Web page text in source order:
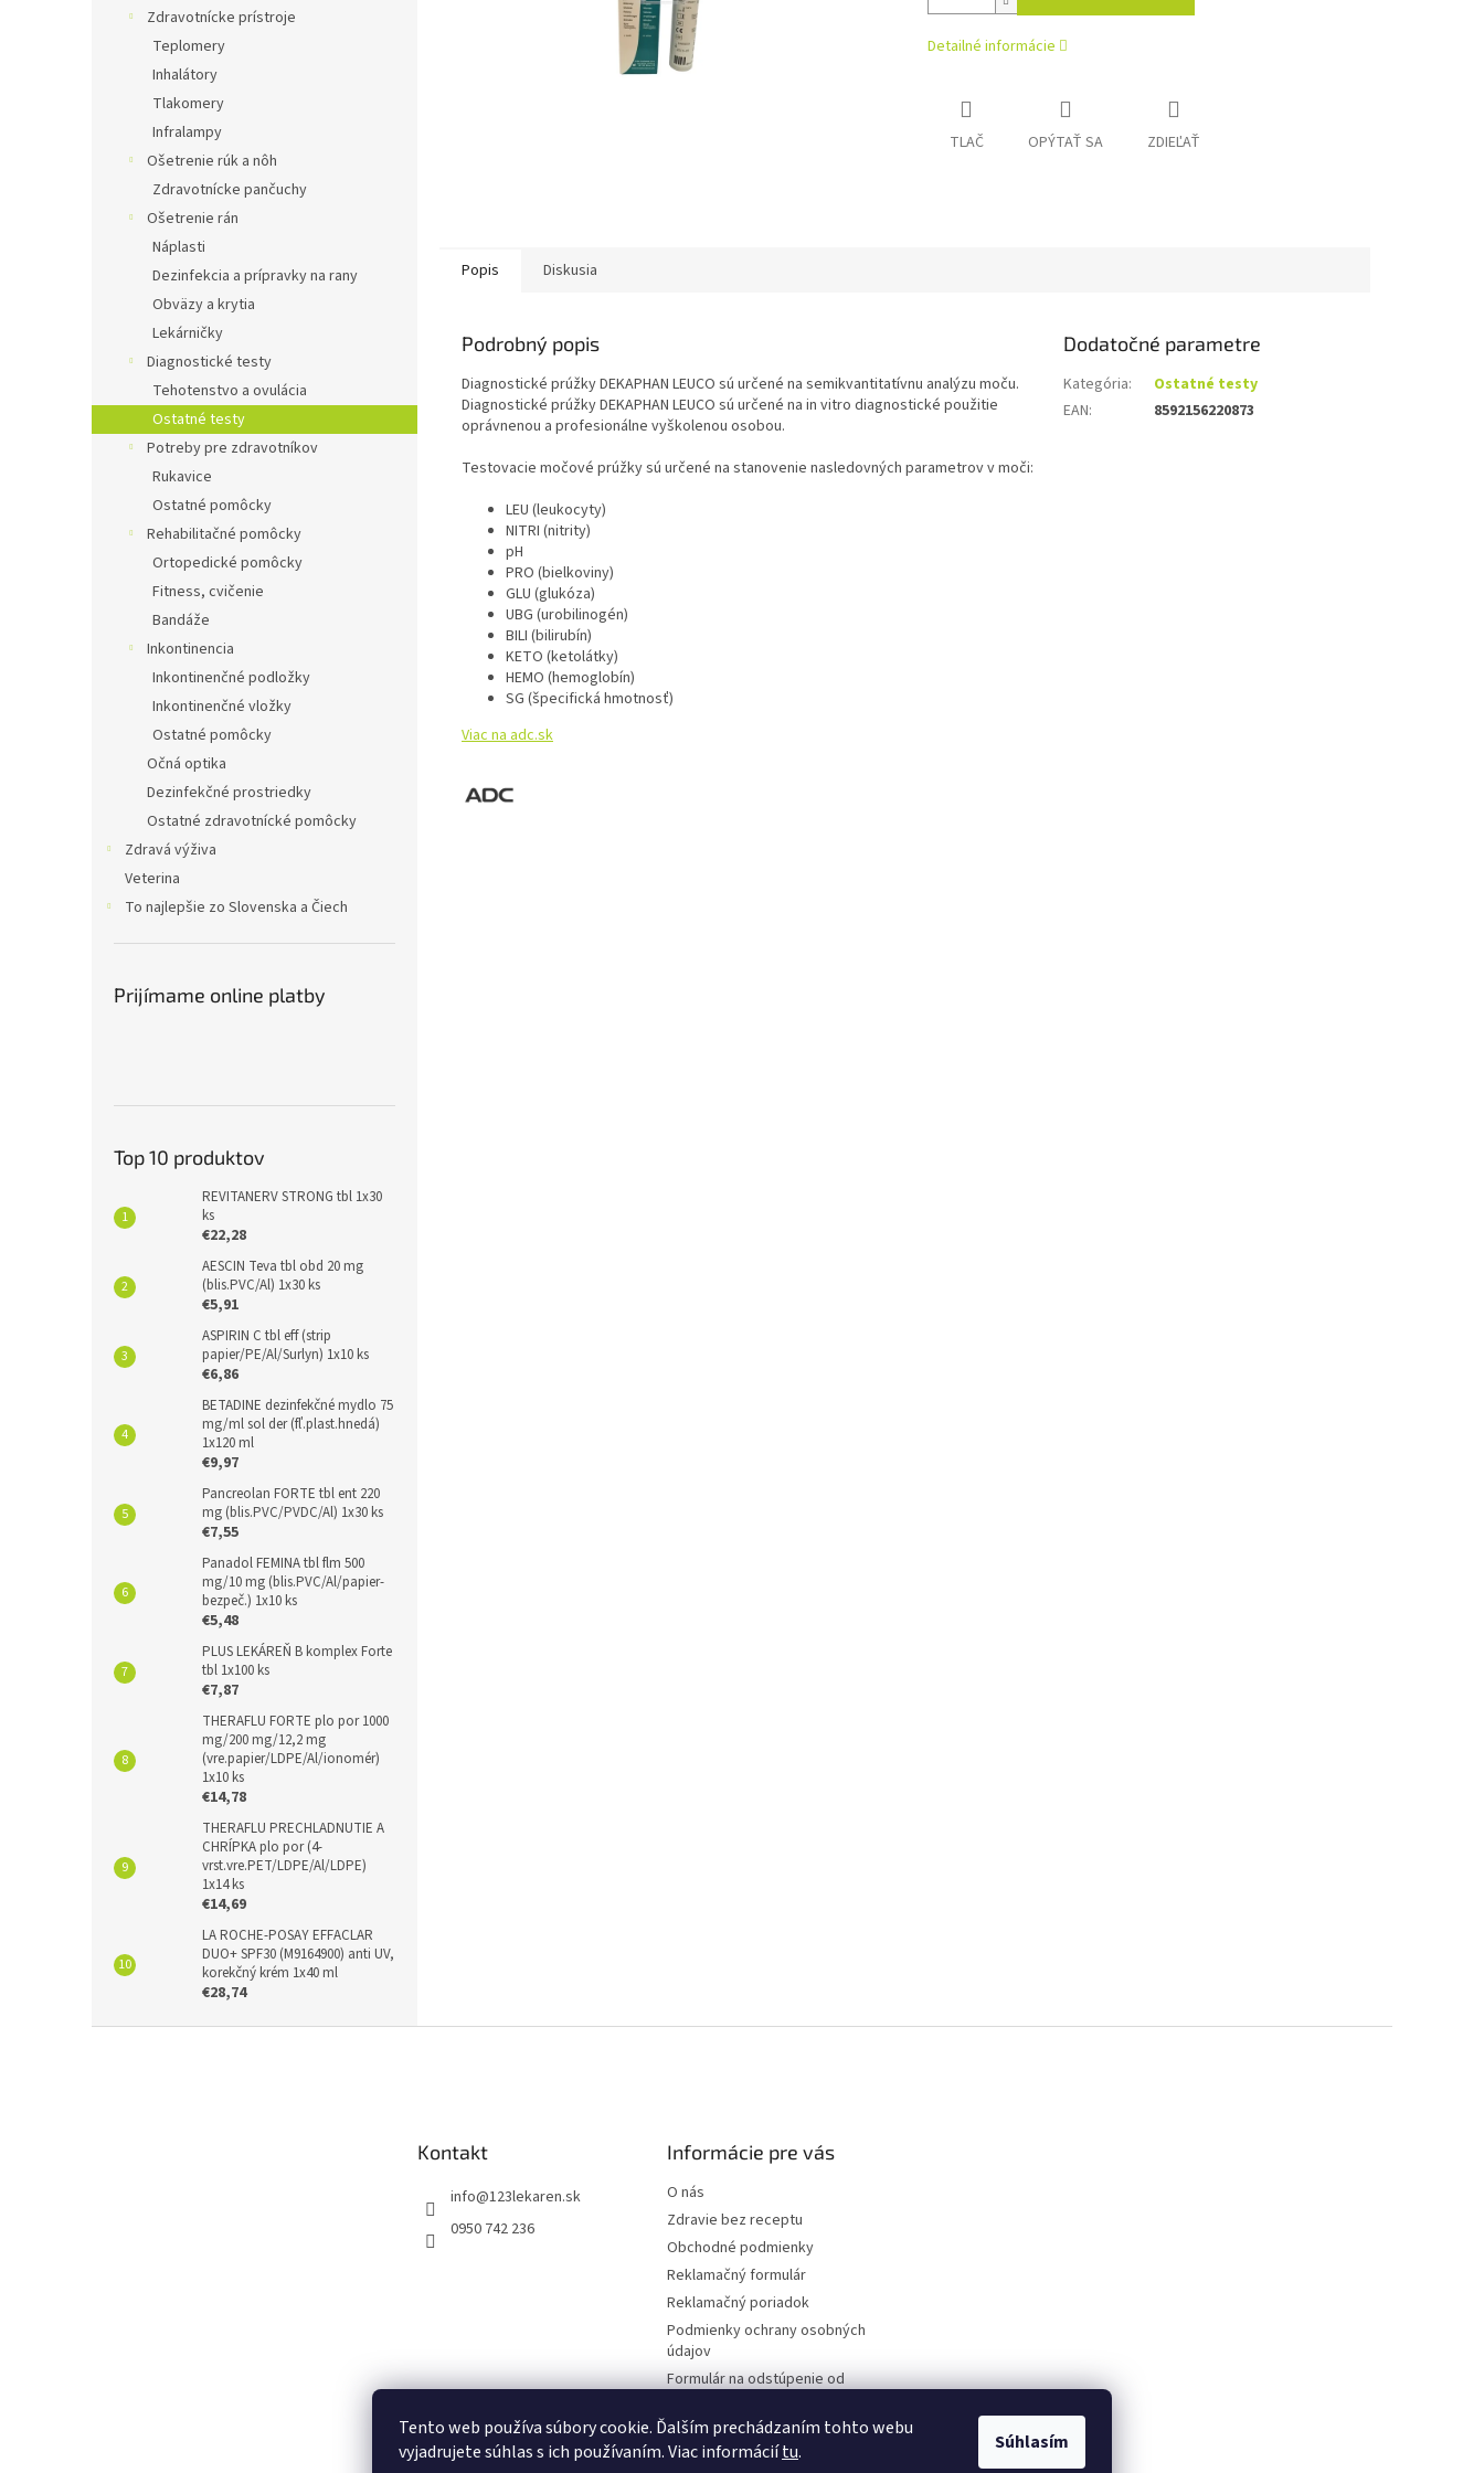
Tento web používa súbory cookie. Ďalším prechádzaním tohto webu
vyjadrujete súhlas s ich používaním. Viac informáciítu. Súhlasím
Zdravotnícke prístroje
Teplomery
Inhalátory
Tlakomery
Infralampy
Ošetrenie rúk a nôh
Zdravotnícke pančuchy
Ošetrenie rán
Náplasti
Dezinfekcia a prípravky na rany
Obväzy a krytia
Lekárničky
Diagnostické testy
Tehotenstvo a ovulácia
Ostatné testy
Potreby pre zdravotníkov
Rukavice
Ostatné pomôcky
Rehabilitačné pomôcky
Ortopedické pomôcky
Fitness, cvičenie
Bandáže
Inkontinencia
Inkontinenčné podložky
Inkontinenčné vložky
Ostatné pomôcky
Očná optika
Dezinfekčné prostriedky
Ostatné zdravotnícké pomôcky
Zdravá výživa
Veterina
To najlepšie zo Slovenska a Čiech
Prijímame online platby
Top 10 produktov
REVITANERV STRONG tbl 1x30
ks
€22,28
AESCIN Teva tbl obd 20 mg
(blis.PVC/Al) 1x30 ks
€5,91
ASPIRIN C tbl eff (strip
papier/PE/Al/Surlyn) 1x10 ks
€6,86
BETADINE dezinfekčné mydlo 75
mg/ml sol der (fľ.plast.hnedá)
1x120 ml
€9,97
Pancreolan FORTE tbl ent 220
mg (blis.PVC/PVDC/Al) 1x30 ks
€7,55
Panadol FEMINA tbl flm 500
mg/10 mg (blis.PVC/Al/papier-
bezpeč.) 1x10 ks
€5,48
PLUS LEKÁREŇ B komplex Forte
tbl 1x100 ks
€7,87
THERAFLU FORTE plo por 1000
mg/200 mg/12,2 mg
(vre.papier/LDPE/Al/ionomér)
1x10 ks
€14,78
THERAFLU PRECHLADNUTIE A
CHRÍPKA plo por (4-
vrst.vre.PET/LDPE/Al/LDPE)
1x14 ks
€14,69
LA ROCHE-POSAY EFFACLAR
DUO+ SPF30 (M9164900) anti UV,
korekčný krém 1x40 ml
€28,74
Detailné informácie
TLAČ OPÝTAŤ SA ZDIEĽAŤ
Popis Diskusia
Podrobný popis
Diagnostické prúžky DEKAPHAN LEUCO sú určené na semikvantitatívnu analýzu moču.
Diagnostické prúžky DEKAPHAN LEUCO sú určené na in vitro diagnostické použitie
oprávnenou a profesionálne vyškolenou osobou.
Testovacie močové prúžky sú určené na stanovenie nasledovných parametrov v moči:
LEU (leukocyty)
NITRI (nitrity)
pH
PRO (bielkoviny)
GLU (glukóza)
UBG (urobilinogén)
BILI (bilirubín)
KETO (ketolátky)
HEMO (hemoglobín)
SG (špecifická hmotnosť)
Viac na adc.sk
Dodatočné parametre
Kategória:
Ostatné testy
EAN: 8592156220873
Kontakt
info@123lekaren.sk
0950 742 236
Informácie pre vás
O nás
Zdravie bez receptu
Obchodné podmienky
Reklamačný formulár
Reklamačný poriadok
Podmienky ochrany osobných
údajov
Formulár na odstúpenie od
Online odstúpenie od zmluvy